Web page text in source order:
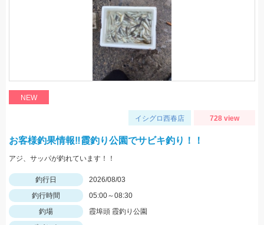
NEW
イシグロ西春店 728 view
お客様釣果情報‼霞釣り公園でサビキ釣り！！
アジ、サッパが釣れています！！
釣行日
2026/08/03
釣行時間
05:00～08:30
釣場
霞埠頭 霞釣り公園